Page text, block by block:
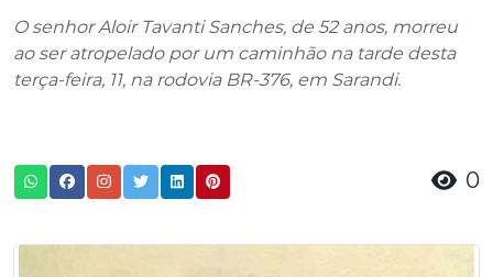
O senhor Aloir Tavanti Sanches, de 52 anos, morreu
ao ser atropelado por um caminhão na tarde desta
terça-feira, 11, na rodovia BR-376, em Sarandi.
0